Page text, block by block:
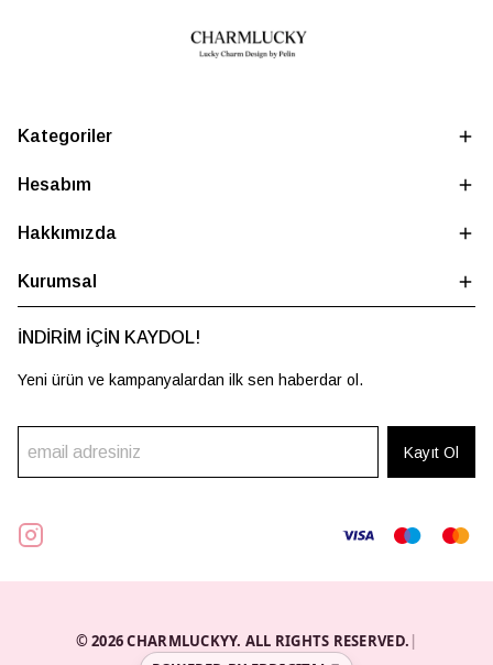
Kategoriler
Hesabım
Hakkımızda
Kurumsal
İNDİRİM İÇİN KAYDOL!
Yeni ürün ve kampanyalardan ilk sen haberdar ol.
Kayıt Ol
© 2026 CHARMLUCKYY. ALL RIGHTS RESERVED. |